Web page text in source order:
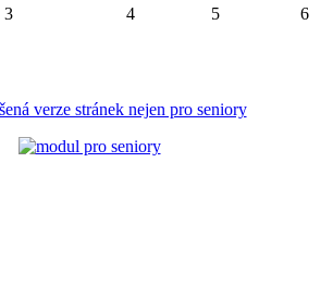
3 4 5 6
verze stránek nejen pro seniory